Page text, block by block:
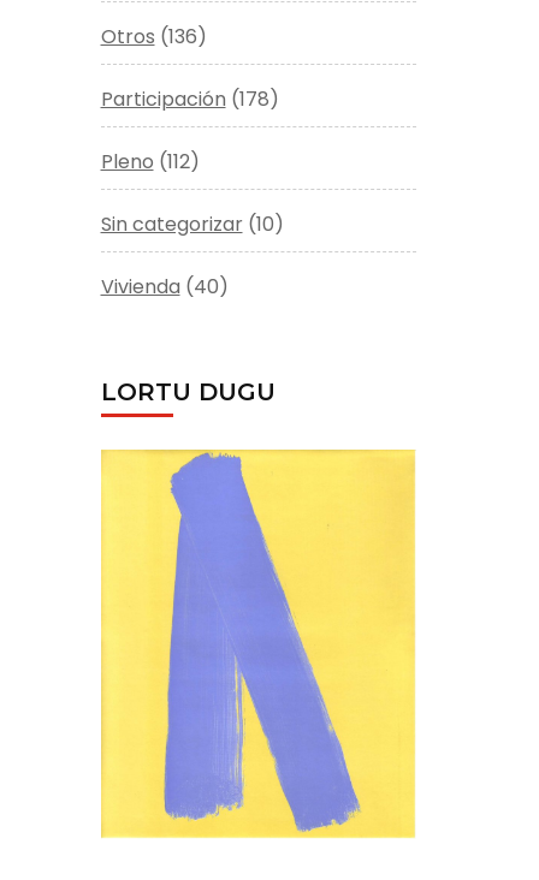
Otros (136)
Participación (178)
Pleno (112)
Sin categorizar(10)
Vivienda (40)
LORTU DUGU